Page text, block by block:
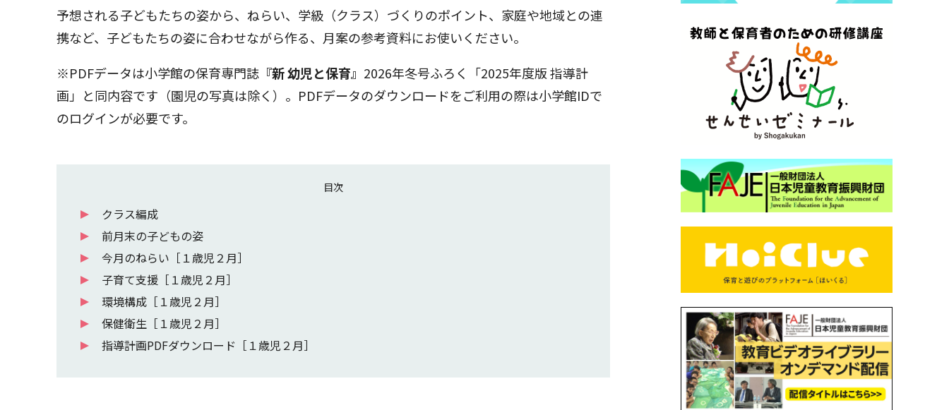
予想される子どもたちの姿から、ねらい、学級（クラス）づくりのポイント、家庭や地域との連
携など、子どもたちの姿に合わせながら作る、月案の参考資料にお使いください。
※PDFデータは小学館の保育専門誌 『新 幼児と保育』 2026年冬号ふろく「2025年度版 指導計
画」と同内容です（園児の写真は除く）。PDFデータのダウンロードをご利用の際は小学館IDで
のログインが必要です。
目次
クラス編成
前月末の子どもの姿
今月のねらい［１歳児２月］
子育て支援［１歳児２月］
環境構成［１歳児２月］
保健衛生［１歳児２月］
指導計画PDFダウンロード［１歳児２月］